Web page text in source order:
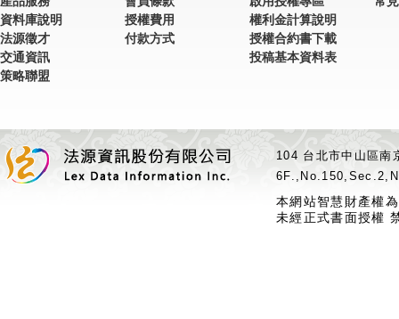
資料庫說明
法源徵才
交通資訊
策略聯盟
授權費用
付款方式
權利金計算說明
授權合約書下載
投稿基本資料表
104 台北市中山區
本網站智慧財產權
未經正式書面授權